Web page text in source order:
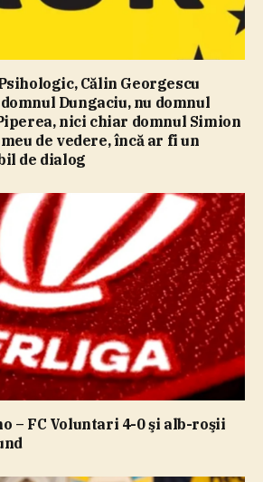
Călin Georgescu
Dungaciu, nu domnul
nici chiar domnul Simion
de vedere, încă ar fi un
de dialog
– FC Voluntari 4-0 şi alb-roşii